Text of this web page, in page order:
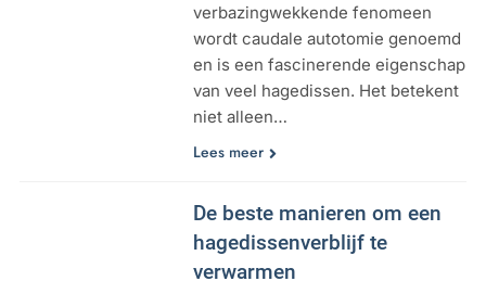
verbazingwekkende fenomeen
wordt caudale autotomie genoemd
en is een fascinerende eigenschap
van veel hagedissen. Het betekent
niet alleen…
Lees meer
De beste manieren om een
hagedissenverblijf te
verwarmen